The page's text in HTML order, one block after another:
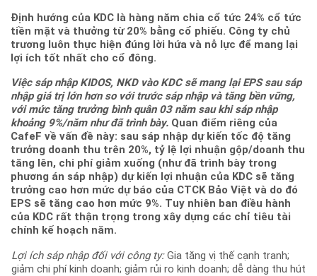
Định hướng của KDC là hàng năm chia cổ tức 24% cổ tức
tiền mặt và thưởng từ 20% bằng cổ phiếu. Công ty chủ
trương luôn thực hiện đúng lời hứa và nỗ lực để mang lại
lợi ích tốt nhất cho cổ đông.
Việc sáp nhập KIDOS, NKD vào KDC sẽ mang lại EPS sau sáp
nhập giá trị lớn hơn so với trước sáp nhập và tăng bền vững,
với mức tăng trưởng bình quân 03 năm sau khi sáp nhập
khoảng 9%/năm như đã trình bày. Quan điểm riêng của
CafeF về vấn đề này: sau sáp nhập dự kiến tốc độ tăng
trưởng doanh thu trên 20%, tỷ lệ lợi nhuận gộp/doanh thu
tăng lên, chi phí giảm xuống (như đã trình bày trong
phương án sáp nhập) dự kiến lợi nhuận của KDC sẽ tăng
trưởng cao hơn mức dự báo của CTCK Bảo Việt và do đó
EPS sẽ tăng cao hơn mức 9%. Tuy nhiên ban điều hành
của KDC rất thận trọng trong xây dựng các chỉ tiêu tài
chính kế hoạch năm.
Lợi ích sáp nhập đối với công ty:Gia tăng vị thế cạnh tranh;
giảm chi phí kinh doanh; giảm rủi ro kinh doanh; dễ dàng thu hút